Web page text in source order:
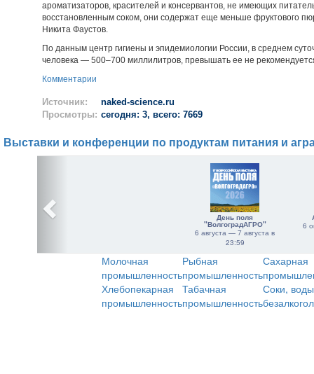
ароматизаторов, красителей и консервантов, не имеющих
восстановленным соком, они содержат еще меньше фруктового
Никита Фаустов.
По данным центр гигиены и эпидемиологии России, в среднем
человека — 500–700 миллилитров, превышать ее не
Комментарии
Источник:
naked-science.ru
Просмотры: сегодня: 3, всего: 7669
Выставки и конференции по продуктам питания и
День поля
"ВолгоградАГРО"
6 августа — 7 августа в
23:59
6
Молочная
промышленность
Рыбная
промышленность
Сахарная
Хлебопекарная
промышленность
Табачная
промышленность
Соки,